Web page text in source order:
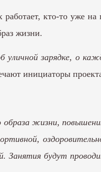
кто-то уже
жизни.
зарядке, о
инициаторы
жизни,
будут